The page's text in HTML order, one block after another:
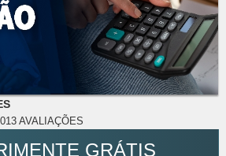
AVALIAÇÕES
GRÁTIS